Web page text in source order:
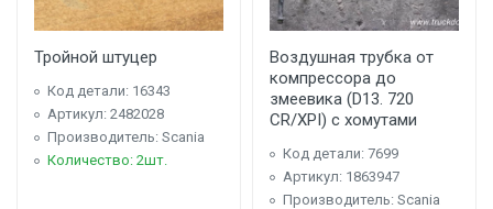
Тройной штуцер
Код детали: 16343
Артикул: 2482028
Производитель: Scania
Количество: 2шт.
Воздушная трубка от
компрессора до
змеевика (D13. 720
CR/XPI) с хомутами
Код детали: 7699
Артикул: 1863947
Производитель: Scania